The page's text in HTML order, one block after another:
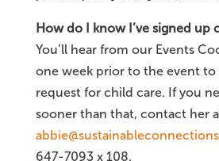
How do I know I’ve signed up
You’ll hear from our Events
one week prior to the event
request for child care. If you
sooner than that, contact her
647-7093 x 108.